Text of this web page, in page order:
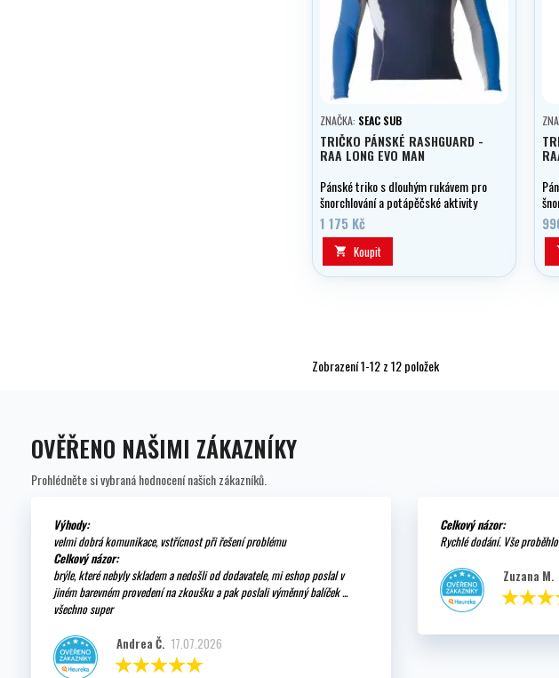
ZNAČKA: SEAC SUB
TRIČKO PÁNSKÉ RASHGUARD -
RAA LONG EVO MAN
Pánské triko s dlouhým rukávem pro
šnorchlování a potápěčské aktivity
na hladině, surfování apod.
1 175 Kč
 Koupit
na
Zobrazení 1-12 z 12 položek
OVĚŘENO NAŠIMI ZÁKAZNÍKY
Prohlédněte si vybraná hodnocení našich zákazníků.
Výhody:
velmi dobrá komunikace, vstřícnost při řešení problému
Celkový názor:
brýle, které nebyly skladem a nedošli od dodavatele, mi eshop poslal v
jiném barevném provedení na zkoušku a pak poslali výměnný balíček ...
všechno super
Andrea Č. 17.07.2026
Celkový názor:
Rychlé dodání. Vše
Zuzana M.